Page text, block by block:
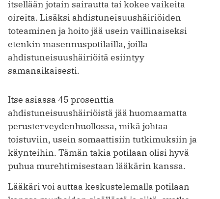
itsellään jotain sairautta tai kokee vaikeita
oireita. Lisäksi ahdistuneisuushäiriöiden
toteaminen ja hoito jää usein vaillinaiseksi
etenkin masennuspotilailla, joilla
ahdistuneisuushäiriöitä esiintyy
samanaikaisesti.
Itse asiassa 45 prosenttia
ahdistuneisuushäiriöistä jää huomaamatta
perusterveydenhuollossa, mikä johtaa
toistuviin, usein somaattisiin tutkimuksiin ja
käynteihin. Tämän takia potilaan olisi hyvä
puhua murehtimisestaan lääkärin kanssa.
Lääkäri voi auttaa keskustelemalla potilaan